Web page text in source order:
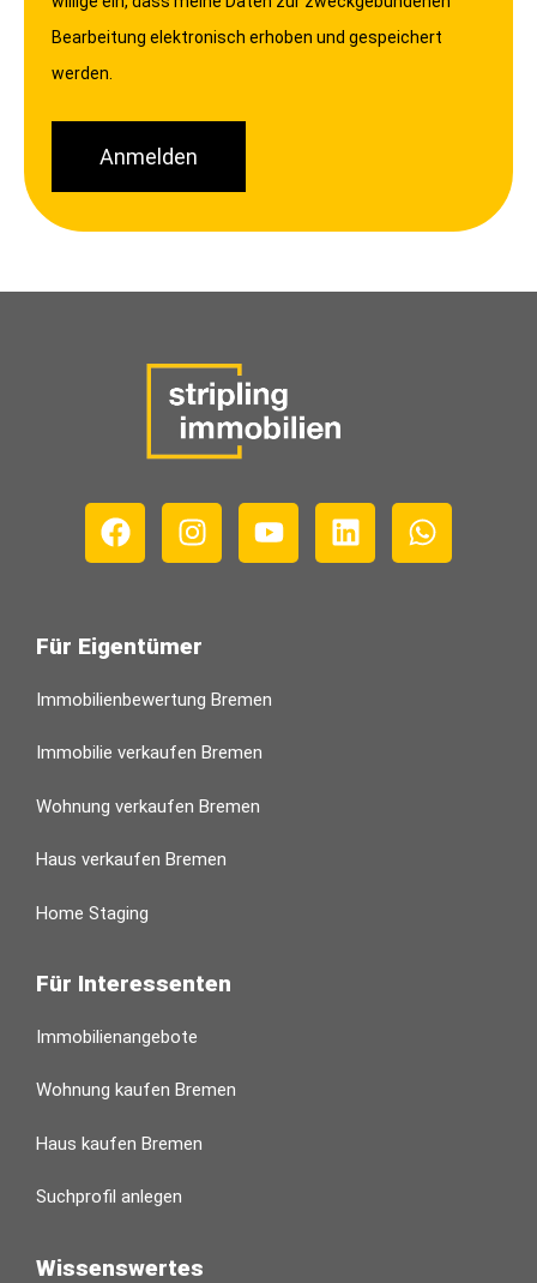
Bearbeitung elektronisch erhoben und gespeichert
werden.
Anmelden
Für Eigentümer
Immobilienbewertung Bremen
Immobilie verkaufen Bremen
Wohnung verkaufen Bremen
Haus verkaufen Bremen
Home Staging
Für Interessenten
Immobilienangebote
Wohnung kaufen Bremen
Haus kaufen Bremen
Suchprofil anlegen
Wissenswertes